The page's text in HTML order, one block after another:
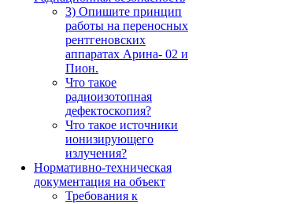
3) Опишите принцип
работы на переносных
рентгеновских
аппаратах Арина- 02 и
Пион.
Что такое
радиоизотопная
дефектоскопия?
Что такое источники
ионизирующего
излучения?
Нормативно-техническая
документация на объект
Требования к